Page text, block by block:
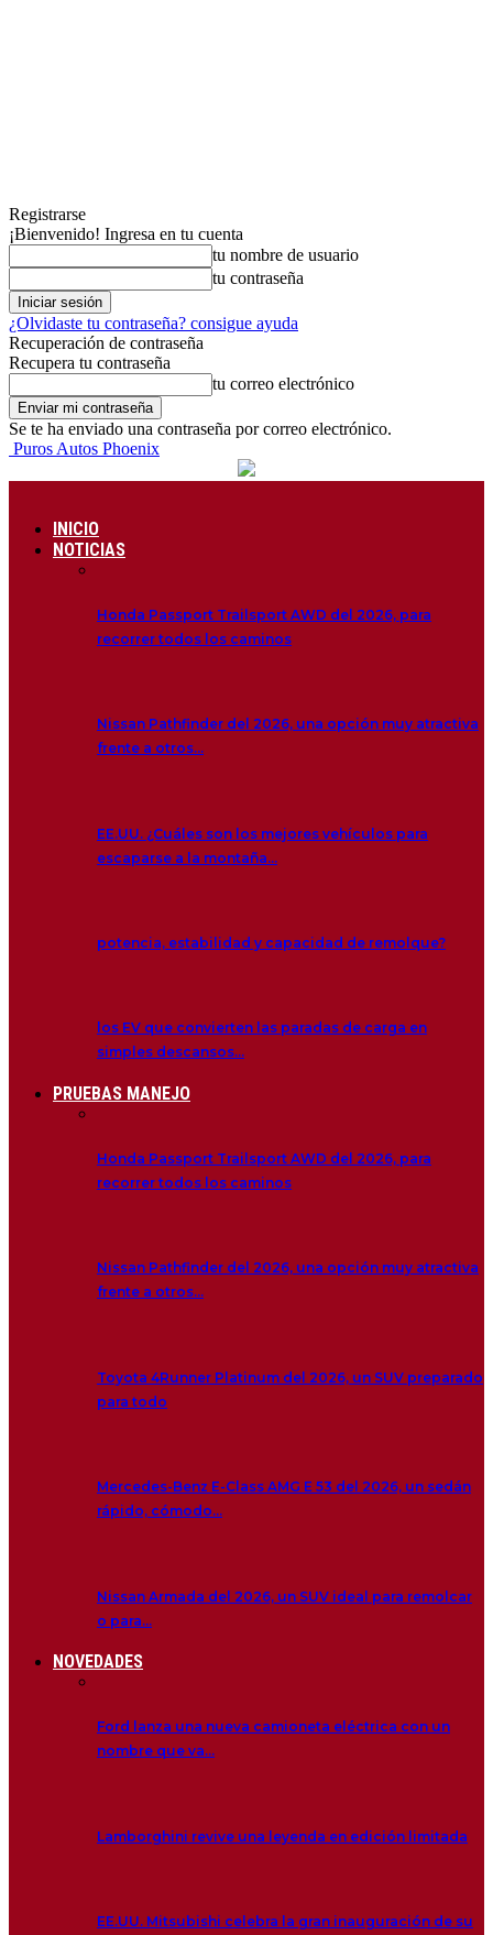
Registrarse
¡Bienvenido! Ingresa en tu cuenta
tu nombre de usuario
tu contraseña
¿Olvidaste tu contraseña? consigue ayuda
Recuperación de contraseña
Recupera tu contraseña
tu correo electrónico
Se te ha enviado una contraseña por correo electrónico.
Puros Autos Phoenix
INICIO
NOTICIAS
Honda Passport Trailsport AWD del 2026, para
recorrer todos los caminos
Nissan Pathfinder del 2026, una opción muy atractiva
frente a otros…
EE.UU. ¿Cuáles son los mejores vehículos para
escaparse a la montaña…
potencia, estabilidad y capacidad de remolque?
los EV que convierten las paradas de carga en
simples descansos…
PRUEBAS MANEJO
Honda Passport Trailsport AWD del 2026, para
recorrer todos los caminos
Nissan Pathfinder del 2026, una opción muy atractiva
frente a otros…
Toyota 4Runner Platinum del 2026, un SUV preparado
para todo
Mercedes-Benz E-Class AMG E 53 del 2026, un sedán
rápido, cómodo…
Nissan Armada del 2026, un SUV ideal para remolcar
o para…
NOVEDADES
Ford lanza una nueva camioneta eléctrica con un
nombre que va…
Lamborghini revive una leyenda en edición limitada
EE.UU. Mitsubishi celebra la gran inauguración de su